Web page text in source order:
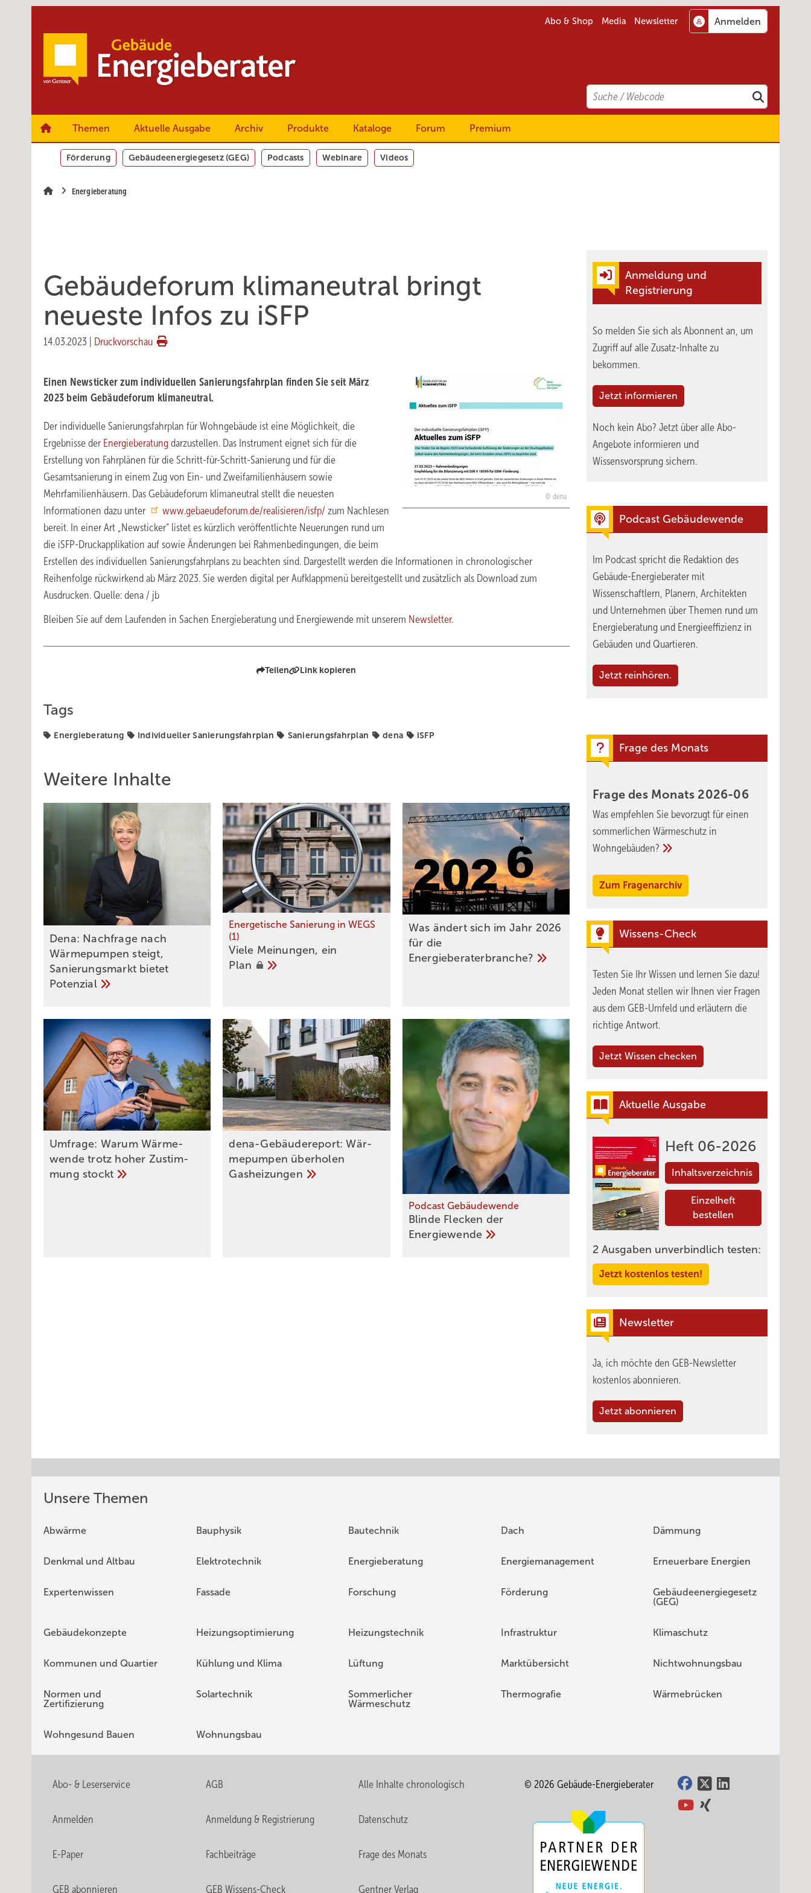
Abo & Shop Media Newsletter
Search
Suchen
Themen Aktuelle Ausgabe Archiv Produkte Kataloge Forum Premium
Förderung Gebäudeenergiegesetz (GEG) Podcasts Webinare Videos
Energieberatung
Gebäudeforum klimaneutral bringt
neueste Infos zu iSFP
14.03.2023 Druckvorschau
dena
Einen Newsticker zum individuellen Sanierungsfahrplan finden Sie seit März
2023 beim Gebäudeforum klimaneutral.
Der individuelle Sanierungsfahrplan für Wohngebäude ist eine Möglichkeit, die
Ergebnisse der Energieberatung darzustellen. Das Instrument eignet sich für die
Erstellung von Fahrplänen für die Schritt-für-Schritt-Sanierung und für die
Gesamtsanierung in einem Zug von Ein- und Zweifamilienhäusern sowie
Mehrfamilienhäusern. Das Gebäudeforum klimaneutral stellt die neuesten
Informationen dazu unter
www.gebaeudeforum.de/realisieren/isfp/ zum Nachlesen
bereit. In einer Art „Newsticker“ listet es kürzlich veröffentlichte Neuerungen rund um
die iSFP-Druckapplikation auf sowie Änderungen bei Rahmenbedingungen, die beim
Erstellen des individuellen Sanierungsfahrplans zu beachten sind. Dargestellt werden die Informationen in chronologischer
Reihenfolge rückwirkend ab März 2023. Sie werden digital per Aufklappmenü bereitgestellt und zusätzlich als Download zum
Ausdrucken. Quelle: dena / jb
Bleiben Sie auf dem Laufenden in Sachen Energieberatung und Energiewende mit unserem Newsletter.
Teilen Link kopieren
Tags
Energieberatung Individueller Sanierungsfahrplan Sanierungsfahrplan dena iSFP
Weitere Inhalte
Dena: Nachfrage nach
Wärmepumpen steigt,
Sanierungsmarkt bietet
Potenzial
Energetische Sanierung in WEGS
(1)
Viele Meinungen, ein
Plan
Was ändert sich im Jahr 2026
für die
Energieberaterbranche?
Umfrage: Warum Wärme­
wende trotz hoher Zu­stim­
mungstockt
dena-Gebäudereport: Wär­
me­pum­pen über­ho­len
Gas­hei­zun­gen
Podcast Gebäudewende
Blinde Flecken der
Energiewende
Anmeldung und
Registrierung
So melden Sie sich als Abonnent an, um
Zugriff auf alle Zusatz-Inhalte zu
bekommen.
Jetzt informieren
Noch kein Abo? Jetzt über alle Abo-
Angebote informieren und
Wissensvorsprung sichern.
Podcast Gebäudewende
Im Podcast spricht die Redaktion des
Gebäude-Energieberater mit
Wissenschaftlern, Planern, Architekten
und Unternehmen über Themen rund um
Energieberatung und Energieeffizienz in
Gebäuden und Quartieren.
Jetzt reinhören.
Frage des Monats
Frage des Monats 2026-06
Was empfehlen Sie bevorzugt für einen
sommerlichen Wärmeschutz in
Wohngebäuden?
Zum Fragenarchiv
Wissens-Check
Testen Sie Ihr Wissen und lernen Sie dazu!
Jeden Monat stellen wir Ihnen vier Fragen
aus dem GEB-Umfeld und erläutern die
richtige Antwort.
Jetzt Wissen checken
Aktuelle Ausgabe
Heft 06-2026
Inhaltsverzeichnis
Einzelheft
bestellen
2 Ausgaben unverbindlich testen:
Jetzt kostenlos testen!
Newsletter
Ja, ich möchte den GEB-Newsletter
kostenlos abonnieren.
Jetzt abonnieren
Unsere Themen
Abwärme Bauphysik Bautechnik Dach Dämmung
Denkmal und Altbau Elektrotechnik Energieberatung Energiemanagement Erneuerbare Energien
Expertenwissen Fassade Forschung Förderung
Gebäudeenergiegesetz
(GEG)
Gebäudekonzepte Heizungsoptimierung Heizungstechnik Infrastruktur Klimaschutz
Kommunen und Quartier Kühlung und Klima Lüftung Marktübersicht Nichtwohnungsbau
Normen und
Zertifizierung
Solartechnik
Sommerlicher
Wärmeschutz
Thermografie Wärmebrücken
Wohngesund Bauen Wohnungsbau
Abo- & Leserservice AGB Alle Inhalte chronologisch
Anmelden Anmeldung & Registrierung Datenschutz
E-Paper Fachbeiträge Frage des Monats
GEB abonnieren GEB Wissens-Check Gentner Verlag
© 2026 Gebäude-Energieberater